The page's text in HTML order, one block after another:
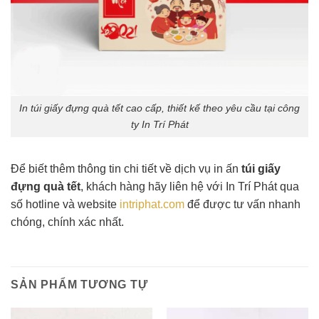
In túi giấy đựng quà tết cao cấp, thiết kế theo yêu cầu tại công
ty In Trí Phát
Để biết thêm thông tin chi tiết về dịch vụ in ấn túi giấy
đựng quà tết, khách hàng hãy liên hệ với In Trí Phát qua
số hotline và website intriphat.com để được tư vấn nhanh
chóng, chính xác nhất.
SẢN PHẨM TƯƠNG TỰ